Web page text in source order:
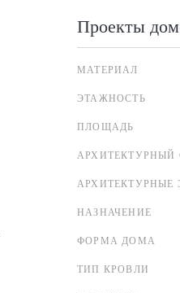
Проекты
МАТЕРИАЛ
ЭТАЖНОСТЬ
ПЛОЩАДЬ
АРХИТЕКТУРНЫЙ
АРХИТЕКТУРНЫЕ
НАЗНАЧЕНИЕ
ФОРМА ДОМА
ТИП КРОВЛИ